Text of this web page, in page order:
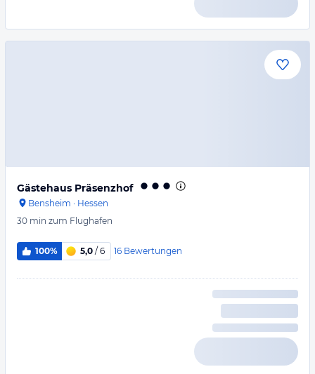
Gästehaus Präsenzhof
Bensheim · Hessen
30 min zum Flughafen
100% 5,0 / 6 16 Bewertungen